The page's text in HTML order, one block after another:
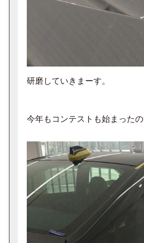
研磨していきまーす。
今年もコンテストも始まったの